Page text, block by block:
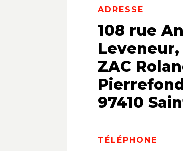
ADRESSE
108 rue
Leveneur,
ZAC
97410
TÉLÉPHONE